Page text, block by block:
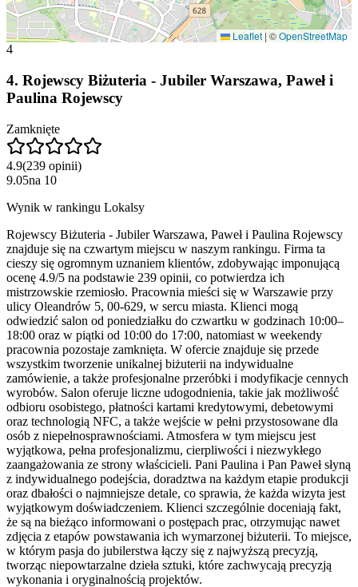
Leaflet | ©OpenStreetMap
4
4. Rojewscy Biżuteria - Jubiler Warszawa, Paweł i
Paulina Rojewscy
Zamknięte
4.9(239 opinii)
9.05na 10
Wynik w rankingu Lokalsy
Rojewscy Biżuteria - Jubiler Warszawa, Paweł i Paulina Rojewscy
znajduje się na czwartym miejscu w naszym rankingu. Firma ta
cieszy się ogromnym uznaniem klientów, zdobywając imponującą
ocenę 4.9/5 na podstawie 239 opinii, co potwierdza ich
mistrzowskie rzemiosło. Pracownia mieści się w Warszawie przy
ulicy Oleandrów 5, 00-629, w sercu miasta. Klienci mogą
odwiedzić salon od poniedziałku do czwartku w godzinach 10:00–
18:00 oraz w piątki od 10:00 do 17:00, natomiast w weekendy
pracownia pozostaje zamknięta. W ofercie znajduje się przede
wszystkim tworzenie unikalnej biżuterii na indywidualne
zamówienie, a także profesjonalne przeróbki i modyfikacje cennych
wyrobów. Salon oferuje liczne udogodnienia, takie jak możliwość
odbioru osobistego, płatności kartami kredytowymi, debetowymi
oraz technologią NFC, a także wejście w pełni przystosowane dla
osób z niepełnosprawnościami. Atmosfera w tym miejscu jest
wyjątkowa, pełna profesjonalizmu, cierpliwości i niezwykłego
zaangażowania ze strony właścicieli. Pani Paulina i Pan Paweł słyną
z indywidualnego podejścia, doradztwa na każdym etapie produkcji
oraz dbałości o najmniejsze detale, co sprawia, że każda wizyta jest
wyjątkowym doświadczeniem. Klienci szczególnie doceniają fakt,
że są na bieżąco informowani o postępach prac, otrzymując nawet
zdjęcia z etapów powstawania ich wymarzonej biżuterii. To miejsce,
w którym pasja do jubilerstwa łączy się z najwyższą precyzją,
tworząc niepowtarzalne dzieła sztuki, które zachwycają precyzją
wykonania i oryginalnością projektów.